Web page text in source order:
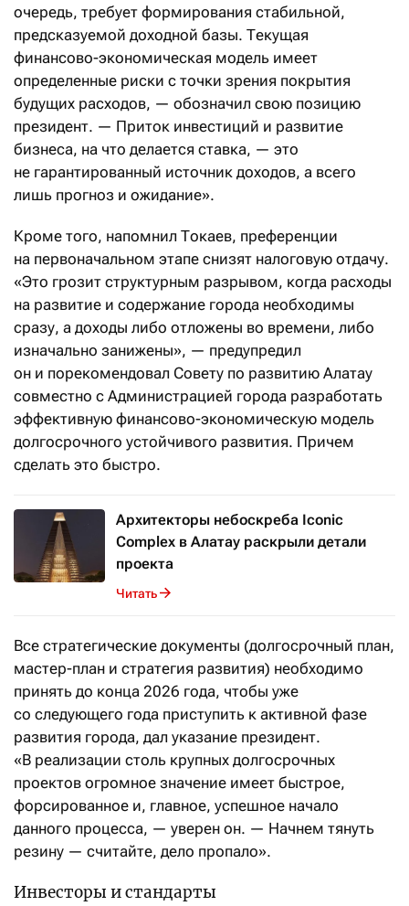
очередь, требует формирования стабильной,
предсказуемой доходной базы. Текущая
финансово-экономическая модель имеет
определенные риски с точки зрения покрытия
будущих расходов, — обозначил свою позицию
президент. — Приток инвестиций и развитие
бизнеса, на что делается ставка, — это
не гарантированный источник доходов, а всего
лишь прогноз и ожидание».
Кроме того, напомнил Токаев, преференции
на первоначальном этапе снизят налоговую отдачу.
«Это грозит структурным разрывом, когда расходы
на развитие и содержание города необходимы
сразу, а доходы либо отложены во времени, либо
изначально занижены», — предупредил
он и порекомендовал Совету по развитию Алатау
совместно с Администрацией города разработать
эффективную финансово-экономическую модель
долгосрочного устойчивого развития. Причем
сделать это быстро.
Архитекторы небоскреба Iconic
Complex в Алатау раскрыли детали
проекта
Читать
Все стратегические документы (долгосрочный план,
мастер-план и стратегия развития) необходимо
принять до конца 2026 года, чтобы уже
со следующего года приступить к активной фазе
развития города, дал указание президент.
«В реализации столь крупных долгосрочных
проектов огромное значение имеет быстрое,
форсированное и, главное, успешное начало
данного процесса, — уверен он. — Начнем тянуть
резину — считайте, дело пропало».
Инвесторы и стандарты